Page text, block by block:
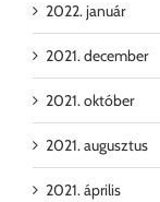
2022. január
2021. december
2021. október
2021. augusztus
2021. április